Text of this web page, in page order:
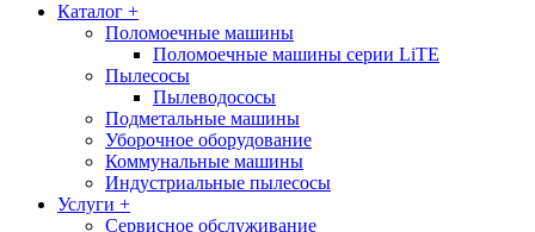
Каталог +
Поломоечные машины
Поломоечные машины серии LiTE
Пылесосы
Пылеводососы
Подметальные машины
Уборочное оборудование
Коммунальные машины
Индустриальные пылесосы
Услуги +
Сервисное обслуживание